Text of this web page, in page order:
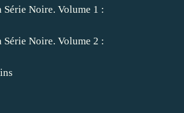
Série Noire. Volume 1 :
Série Noire. Volume 2 :